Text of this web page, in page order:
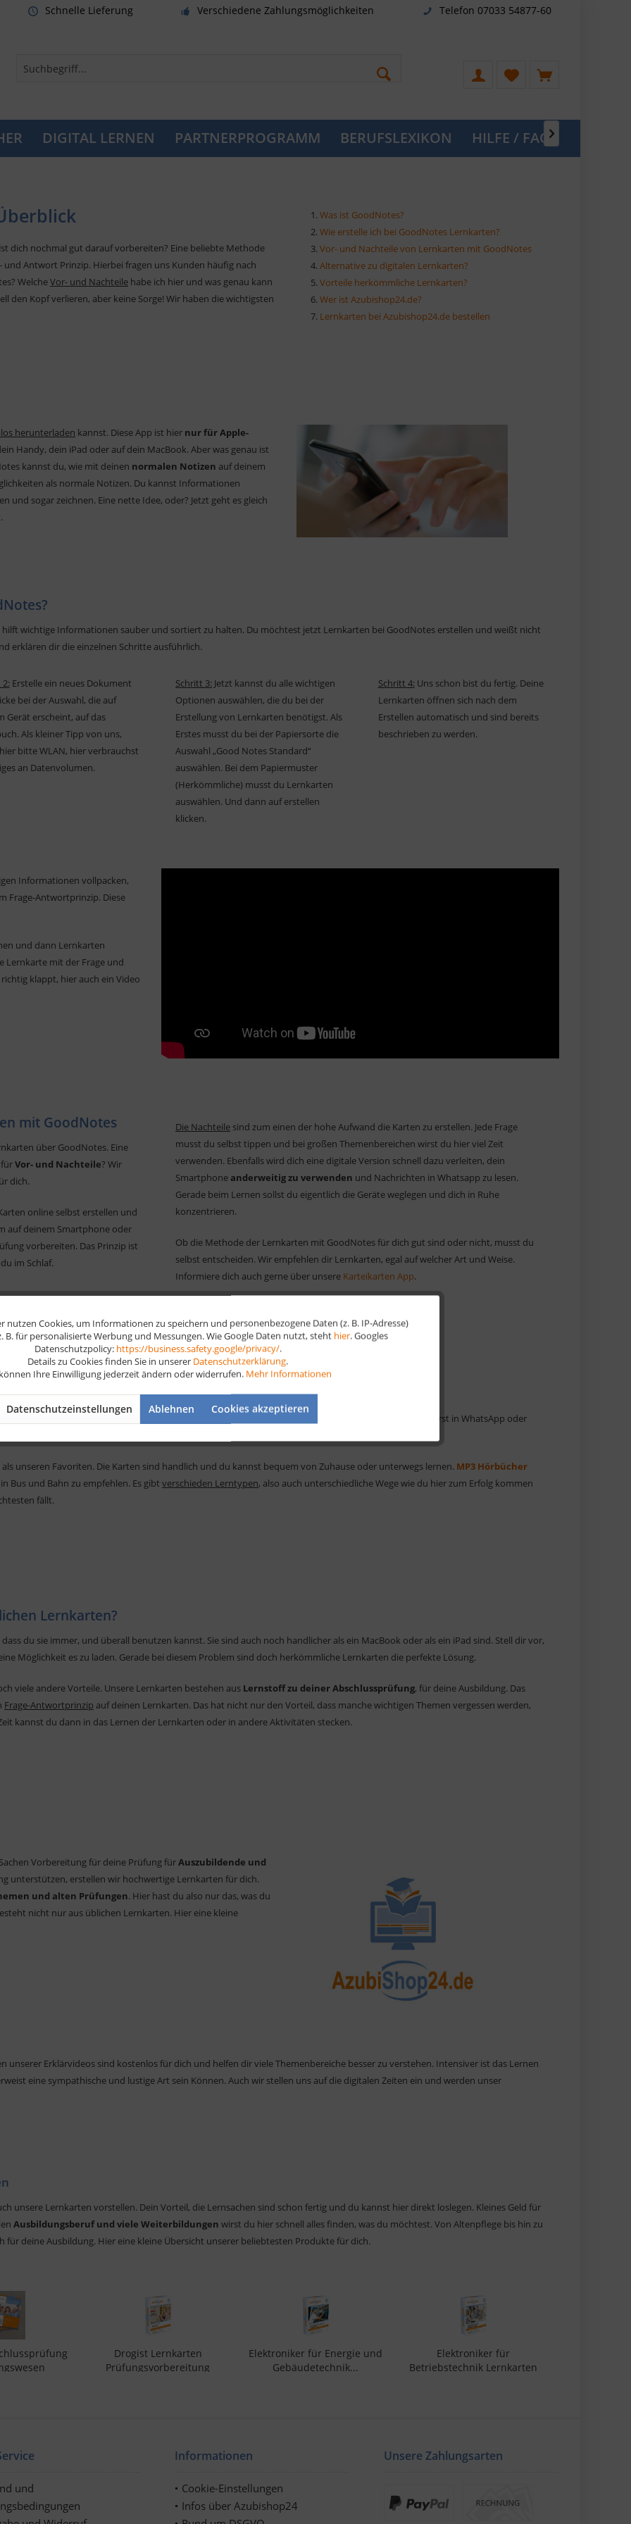
Schnelle Lieferung Verschiedene Zahlungsmöglichkeiten Telefon 07033 54877-60
DIGITAL LERNEN PARTNERPROGRAMM BERUFSLEXIKON HILFE / FAQ
dich nochmal gut darauf vorbereiten? Eine beliebte Methode
Antwort Prinzip. Hierbei fragen uns Kunden häufig nach
WelcheVor- und Nachteile habe ich hier und was genau kann
den Kopf verlieren, aber keine Sorge! Wir haben die wichtigsten
1. Was ist GoodNotes?
2. Wie erstelle ich bei GoodNotes Lernkarten?
3. Vor- und Nachteile von Lernkarten mit GoodNotes
4. Alternative zu digitalen Lernkarten?
5. Vorteile herkömmliche Lernkarten?
6. Wer ist Azubishop24.de?
7. Lernkarten bei Azubishop24.de bestellen
herunterladen kannst. Diese App ist hier nur für Apple-
Handy, dein iPad oder auf dein MacBook. Aber was genau ist
kannst du, wie mit deinen normalen Notizen auf deinem
als normale Notizen. Du kannst Informationen
und sogar zeichnen. Eine nette Idee, oder? Jetzt geht es gleich
hilft wichtige Informationen sauber und sortiert zu halten. Du möchtest jetzt Lernkarten bei GoodNotes erstellen und weißt nicht
erklären dir die einzelnen Schritte ausführlich.
Erstelle ein neues Dokument
bei der Auswahl, die auf
Gerät erscheint, auf das
Als kleiner Tipp von uns,
bitte WLAN, hier verbrauchst
an Datenvolumen.
Schritt 3: Jetzt kannst du alle wichtigen
Optionen auswählen, die du bei der
Erstellung von Lernkarten benötigst. Als
Erstes musst du bei der Papiersorte die
Auswahl „Good Notes Standard“
auswählen. Bei dem Papiermuster
(Herkömmliche) musst du Lernkarten
auswählen. Und dann auf erstellen
klicken.
Schritt 4: Uns schon bist du fertig. Deine
Lernkarten öffnen sich nach dem
Erstellen automatisch und sind bereits
beschrieben zu werden.
Informationen vollpacken,
Frage-Antwortprinzip. Diese
und dann Lernkarten
Lernkarte mit der Frage und
klappt, hier auch ein Video
mit GoodNotes
über GoodNotes. Eine
Vor- und Nachteile? Wir
dich.
online selbst erstellen und
auf deinem Smartphone oder
vorbereiten. Das Prinzip ist
im Schlaf.
Die Nachteile sind zum einen der hohe Aufwand die Karten zu erstellen. Jede Frage
musst du selbst tippen und bei großen Themenbereichen wirst du hier viel Zeit
verwenden. Ebenfalls wird dich eine digitale Version schnell dazu verleiten, dein
Smartphone anderweitig zu verwenden und Nachrichten in Whatsapp zu lesen.
Gerade beim Lernen sollst du eigentlich die Geräte weglegen und dich in Ruhe
konzentrieren.
Ob die Methode der Lernkarten mit GoodNotes für dich gut sind oder nicht, musst du
selbst entscheiden. Wir empfehlen dir Lernkarten, egal auf welcher Art und Weise.
Informiere dich auch gerne über unsere Karteikarten App.
diese immer schnell auf deinem Smartphone anschauen. Aber du weißt wie schnell du verleitet wirst in WhatsApp oder
du also Alternativen für ein entspanntes, aber konzentriertes Lernen.
als unseren Favoriten. Die Karten sind handlich und du kannst bequem von Zuhause oder unterwegs lernen. MP3 Hörbücher
Bus und Bahn zu empfehlen. Es gibt verschieden Lerntypen, also auch unterschiedliche Wege wie du hier zum Erfolg kommen
fällt.
Lernkarten?
du sie immer, und überall benutzen kannst. Sie sind auch noch handlicher als ein MacBook oder als ein iPad sind. Stell dir vor,
Möglichkeit es zu laden. Gerade bei diesem Problem sind doch herkömmliche Lernkarten die perfekte Lösung.
viele andere Vorteile. Unsere Lernkarten bestehen aus Lernstoff zu deiner Abschlussprüfung, für deine Ausbildung. Das
Frage-Antwortprinzip auf deinen Lernkarten. Das hat nicht nur den Vorteil, dass manche wichtigen Themen vergessen werden,
kannst du dann in das Lernen der Lernkarten oder in andere Aktivitäten stecken.
Vorbereitung für deine Prüfung fürAuszubildende und
unterstützen, erstellen wir hochwertige Lernkarten für dich.
und alten Prüfungen. Hier hast du also nur das, was du
nicht nur aus üblichen Lernkarten. Hier eine kleine
unsere Lernkarten vorstellen. Dein Vorteil, die Lernsachen sind schon fertig und du kannst hier direkt loslegen. Kleines Geld für
Ausbildungsberuf und viele Weiterbildungen wirst du hier schnell alles finden, was du möchtest. Von Altenpflege bis hin zu
deine Ausbildung. Hier eine kleine Übersicht unserer beliebtesten Produkte für dich.
Drogist Lernkarten
Prüfungsvorbereitung
Elektroniker für Energie und
Gebäudetechnik...
Elektroniker für
Betriebstechnik Lernkarten
unserer Erklärvideos sind kostenlosfür dich und helfen dir viele Themenbereiche besser zu verstehen. Intensiver ist das Lernen
eine sympathische und lustige Art sein Können. Auch wir stellen uns auf die digitalen Zeiten ein und werden unser
und
Informationen
Cookie-Einstellungen
Infos über Azubishop24
Unsere Zahlungsarten
Aktiv
nutzen Cookies, um Informationen zu speichern und personenbezogene Daten (z. B. IP-Adresse)
B. für personalisierte Werbung und Messungen. Wie Google Daten nutzt, steht hier. Googles
Datenschutzpolicy: https://business.safety.google/privacy/.
Details zu Cookies finden Sie in unserer Datenschutzerklärung.
Ihre Einwilligung jederzeit ändern oder widerrufen. Mehr Informationen
Datenschutzeinstellungen Ablehnen Cookies akzeptieren